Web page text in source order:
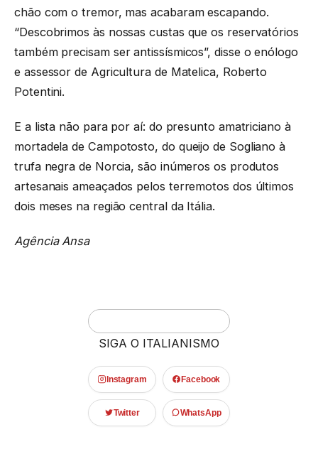
chão com o tremor, mas acabaram escapando.
“Descobrimos às nossas custas que os reservatórios
também precisam ser antissísmicos”, disse o enólogo
e assessor de Agricultura de Matelica, Roberto
Potentini.
E a lista não para por aí: do presunto amatriciano à
mortadela de Campotosto, do queijo de Sogliano à
trufa negra de Norcia, são inúmeros os produtos
artesanais ameaçados pelos terremotos dos últimos
dois meses na região central da Itália.
Agência Ansa
SIGA O ITALIANISMO
Instagram Facebook
Twitter WhatsApp